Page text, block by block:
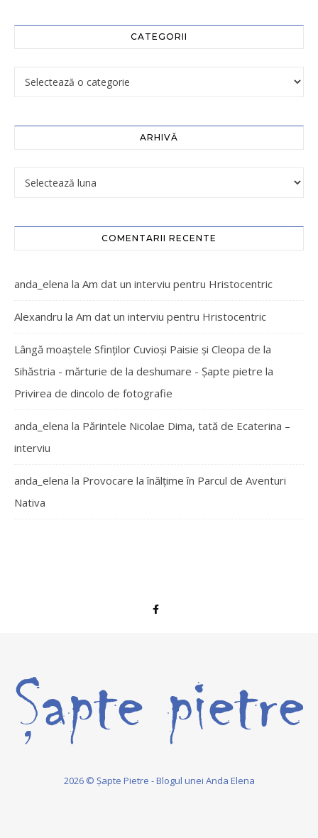
CATEGORII
ARHIVĂ
COMENTARII RECENTE
anda_elena la Am dat un interviu pentru Hristocentric
Alexandru la Am dat un interviu pentru Hristocentric
Lângă moaștele Sfinților Cuvioși Paisie și Cleopa de la
Sihăstria - mărturie de la deshumare - Şapte pietre la
Privirea de dincolo de fotografie
anda_elena la Părintele Nicolae Dima, tată de Ecaterina –
interviu
anda_elena la Provocare la înălțime în Parcul de Aventuri
Nativa
2026 © Șapte Pietre - Blogul unei Anda Elena